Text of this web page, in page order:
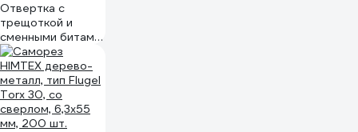
Отвертка с
трещоткой и
сменными битами
NORGAU NSS7-1U
6 шт. 062001001